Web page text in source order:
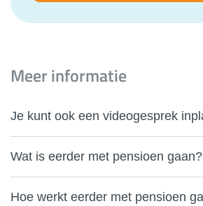
Meer informatie
Je kunt ook een videogesprek
Wat is eerder met pensioen gaan?
Hoe werkt eerder met pensioen